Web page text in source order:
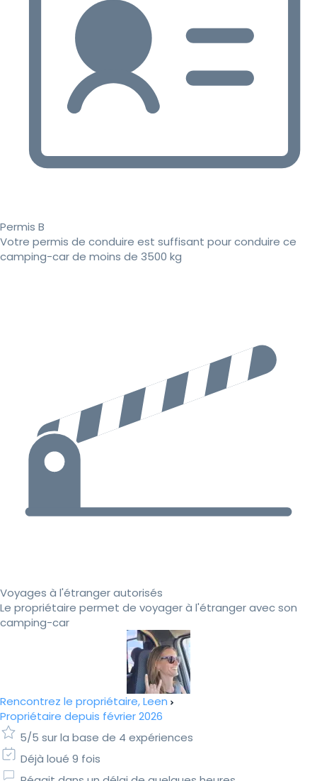
Permis B
Votre permis de conduire est suffisant pour conduire ce
camping-car de moins de 3500 kg
Voyages à l'étranger autorisés
Le propriétaire permet de voyager à l'étranger avec son
camping-car
Rencontrez le propriétaire, Leen
Propriétaire depuis février 2026
5/5 sur la base de 4 expériences
Déjà loué 9 fois